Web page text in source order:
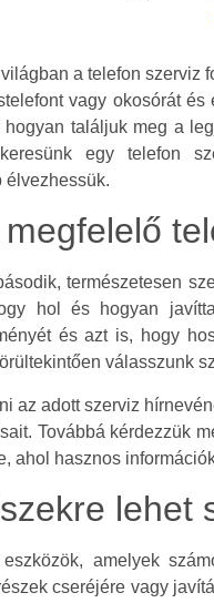
a telefon szerviz
vagy okosórát
találjuk meg a
egy telefon
élvezhessük.
természetesen
hol és hogyan
és azt is, hogy
válasszunk
az adott szerviz
Továbbá kérdezzük
ahol hasznos
lehet
amelyek
cseréjére vagy